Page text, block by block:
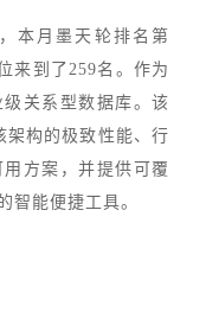
本月墨天轮排名第
来到了259名。作为
关系型数据库。该
架构的极致性能、行
方案，并提供可覆
智能便捷工具。